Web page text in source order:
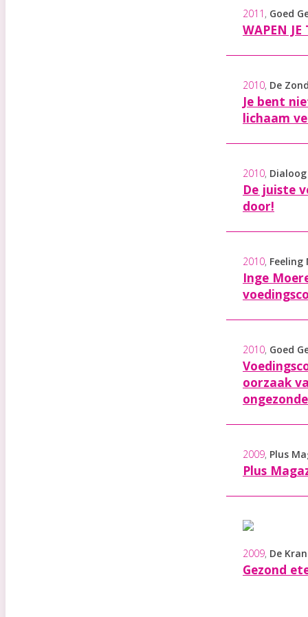
2011 , Goed
WAPEN JE
2010, De
Je bent
lichaam
2010,
De juiste
door!
2010, Feeling
Inge
2010, Goed
oorzaak
2009, Plus
Plus
2009, De
Gezond